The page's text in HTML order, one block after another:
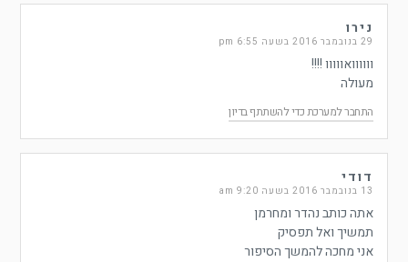
נירו
29 בנובמבר 2016 בשעה 6:55 pm
וווווואווווו !!!!
מעולה
התחבר למערכת כדי להשתתף בדיון
דודי
13 בנובמבר 2016 בשעה 9:20 am
אתה כותב נהדר ומחרמן
תמשיך ואל תפסיק
אני מחכה להמשך הסיפור